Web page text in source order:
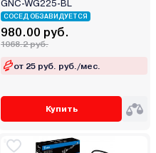
GNC-WG225-BL
СОСЕД ОБЗАВИДУЕТСЯ
980.00 руб.
1068.2 руб.
от 25 руб. руб./мес.
Купить